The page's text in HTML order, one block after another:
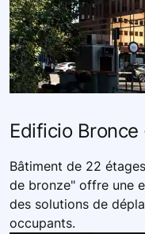
Edificio
Bâtiment de 22
de bronze" offre une
des solutions de
occupants.